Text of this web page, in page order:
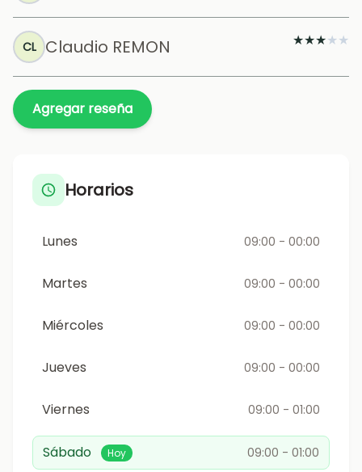
CL Claudio REMON ★★★★★
Agregar reseña
Horarios
Lunes 09:00 - 00:00
Martes 09:00 - 00:00
Miércoles 09:00 - 00:00
Jueves 09:00 - 00:00
Viernes 09:00 - 01:00
Sábado Hoy 09:00 - 01:00